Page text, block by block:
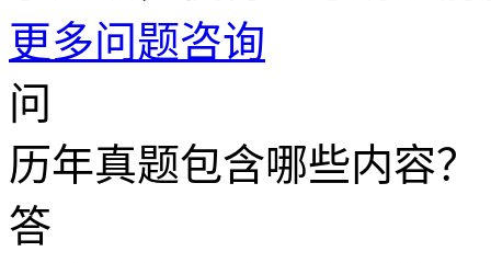
更多问题咨询
问
历年真题包含哪些内容？
答